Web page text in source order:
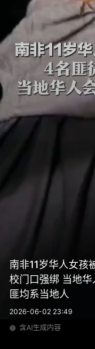
南非11岁华人女孩
校门口强绑 当地
匪均系当地人
2026-06-02 23:49
含AI生成内容